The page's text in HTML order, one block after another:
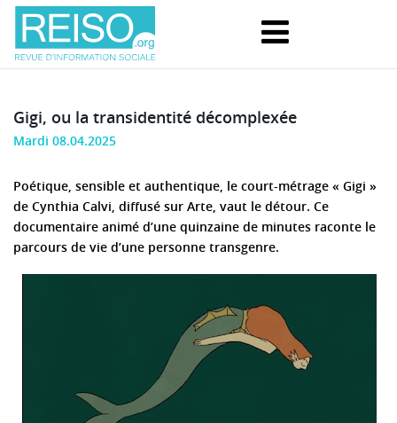
Gigi, ou la transidentité décomplexée
Mardi 08.04.2025
Poétique, sensible et authentique, le court-métrage « Gigi »
de Cynthia Calvi, diffusé sur Arte, vaut le détour. Ce
documentaire animé d’une quinzaine de minutes raconte le
parcours de vie d’une personne transgenre.